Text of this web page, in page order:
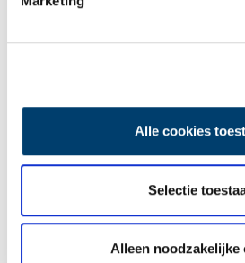
Alle cookies
Selectie
Alleen noodzakelijke